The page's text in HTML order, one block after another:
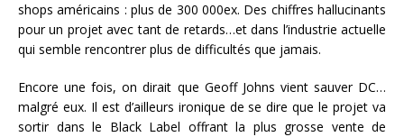
shops américains : plus de 300 000ex. Des chiffres hallucinants
pour un projet avec tant de retards…et dans l’industrie actuelle
qui semble rencontrer plus de difficultés que jamais.
Encore une fois, on dirait que Geoff Johns vient sauver DC…
malgré eux. Il est d’ailleurs ironique de se dire que le projet va
sortir dans le Black Label offrant la plus grosse vente de